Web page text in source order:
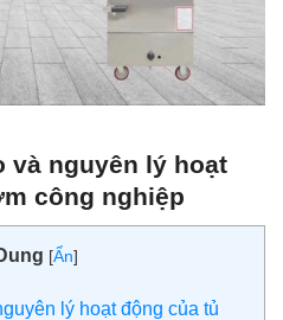
và nguyên lý hoạt
công nghiệp
[Ẩn]
lý hoạt động của tủ